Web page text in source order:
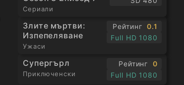
Сериали
Злите мъртви:
Изпепеляване
Ужаси
Рейтинг
0.1
Full HD 1080
Супергърл
Приключенски
Рейтинг
0
Full HD 1080